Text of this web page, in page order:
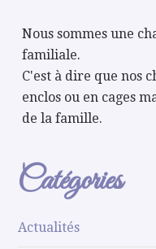
Nous sommes une
familiale.
C'est à dire que nos
enclos ou en cages
de la famille.
Catégories
Actualités